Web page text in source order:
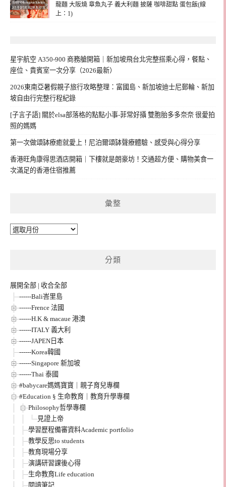
龍麵 大阪燒 章魚丸子 義大利麵 披薩 咖啡甜點 蛋包飯(線
上：1)
星宇航空 A350-900 商務艙開箱｜新加坡飛台北完整搭乘心得，餐點、
座位、貴賓室一次分享（2026最新）
2026東南亞暑假親子旅行攻略整理：富國島、新加坡迪士尼郵輪、新加
坡自由行完整行程紀錄
[子言子語] 關於elsa部落格的點點小事-菲常好攝 雙胞胎多多奈奈 很愛拍
照的媽媽
第一次做頌缽療癒就愛上！尼泊爾頌缽聲療體驗、感受與心得分享
香港旺角康得思酒店開箱｜下樓就是朗豪坊！交通超方便、購物美食一
次滿足的香港住宿推薦
彙整
彙
分類
展開全部 | 收合全部
------Bali峇里島
------Frence 法國
------H.K & macaue 港澳
------ITALY 義大利
------JAPEN日本
------Korea韓國
------Singapore 新加坡
------Thai 泰國
#babycare媽媽寶寶｜親子育兒專欄
#Education § 生命教育｜教育升學專欄
Philosophy哲學專欄
見證上帝
學習歷程備審資料Academic portfolio
教學反思to students
教育現場分享
演講研習課後心得
生命教育Life education
閱讀筆記